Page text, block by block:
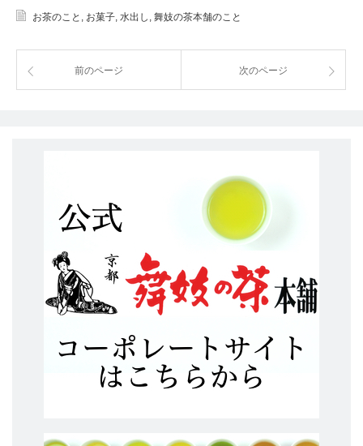
お茶のこと お菓子 水出し 舞妓の茶本舗のこと
前のページ 次のページ